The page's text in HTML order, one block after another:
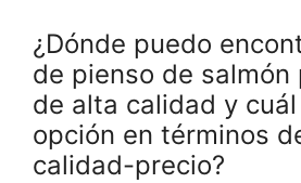
¿Dónde puedo
de pienso de salmón
de alta calidad y
opción en términos
calidad-precio?